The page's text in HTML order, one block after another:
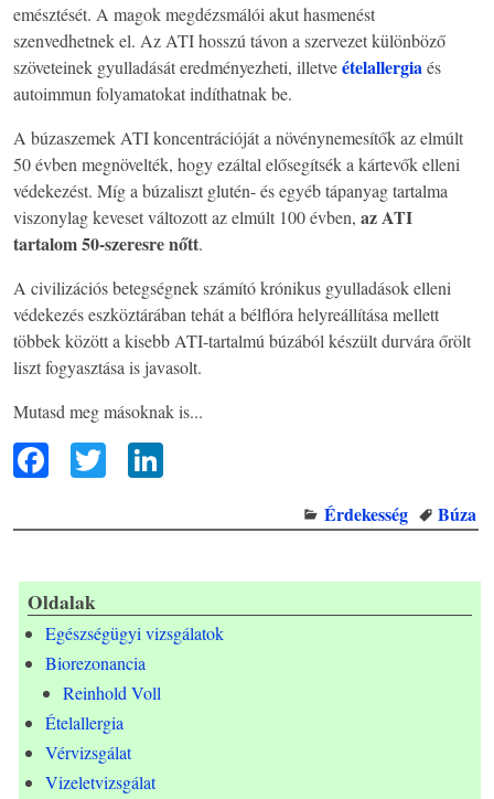
emésztését. A magok megdézsmálói akut hasmenést
szenvedhetnek el. Az ATI hosszú távon a szervezet különböző
szöveteinek gyulladását eredményezheti, illetveételallergiaés
autoimmun folyamatokat indíthatnak be.
A búzaszemek ATI koncentrációját a növénynemesítők az elmúlt
50 évben megnövelték, hogy ezáltal elősegítsék a kártevők elleni
védekezést. Míg a búzaliszt glutén- és egyéb tápanyag tartalma
viszonylag keveset változott az elmúlt 100 évben, az ATI
tartalom 50-szeresre nőtt.
A civilizációs betegségnek számító krónikus gyulladások elleni
védekezés eszköztárában tehát a bélflóra helyreállítása mellett
többek között a kisebb ATI-tartalmú búzából készült durvára őrölt
liszt fogyasztása is javasolt.
Mutasd meg másoknak is...
ac
eb
k
T
wi
tt ke
n
Érdekesség Búza
Oldalak
Egészségügyi vizsgálatok
Biorezonancia
Reinhold Voll
Ételallergia
Vérvizsgálat
Vizeletvizsgálat